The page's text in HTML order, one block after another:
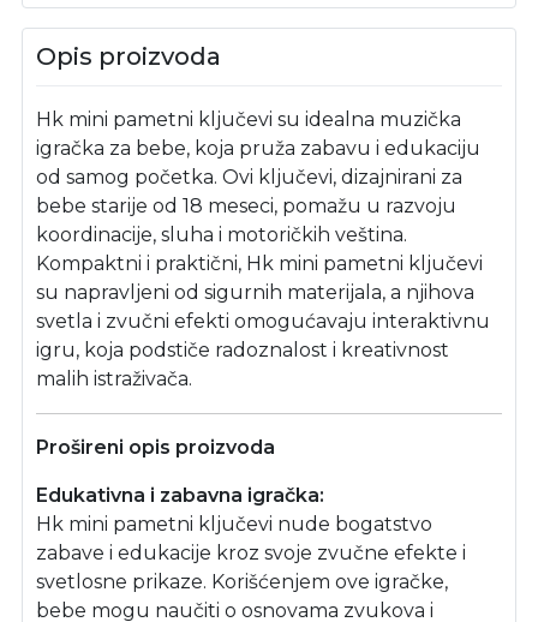
Opis proizvoda
Hk mini pametni ključevi su idealna muzička
igračka za bebe, koja pruža zabavu i edukaciju
od samog početka. Ovi ključevi, dizajnirani za
bebe starije od 18 meseci, pomažu u razvoju
koordinacije, sluha i motoričkih veština.
Kompaktni i praktični, Hk mini pametni ključevi
su napravljeni od sigurnih materijala, a njihova
svetla i zvučni efekti omogućavaju interaktivnu
igru, koja podstiče radoznalost i kreativnost
malih istraživača.
Prošireni opis proizvoda
Edukativna i zabavna igračka:
Hk mini pametni ključevi nude bogatstvo
zabave i edukacije kroz svoje zvučne efekte i
svetlosne prikaze. Korišćenjem ove igračke,
bebe mogu naučiti o osnovama zvukova i